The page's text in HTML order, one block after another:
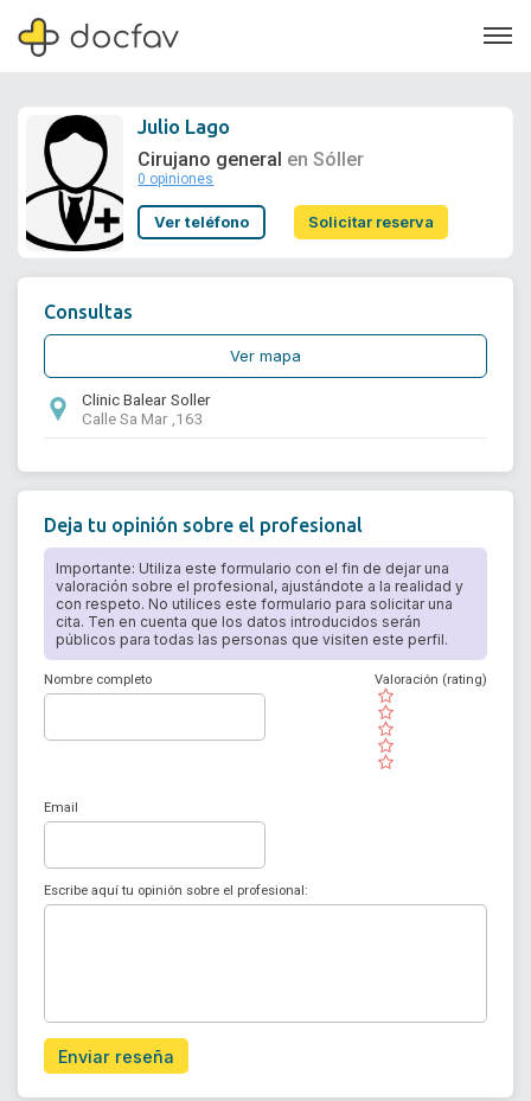
Soporte
Julio Lago
Cirujano general en Sóller
0 opiniones
Ver teléfono Solicitar reserva
Consultas
Ver mapa
Clinic Balear Soller
Calle Sa Mar ,163
Deja tu opinión sobre el profesional
Importante: Utiliza este formulario con el fin de dejar una
valoración sobre el profesional, ajustándote a la realidad y
con respeto. No utilices este formulario para solicitar una
cita. Ten en cuenta que los datos introducidos serán
públicos para todas las personas que visiten este perfil.
Nombre completo
( )
( )
( )
( )
( )
Valoración (rating)
Email
Escribe aquí tu opinión sobre el profesional:
Enviar reseña